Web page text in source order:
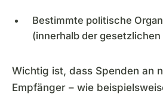
Bestimmte politische
(innerhalb der gesetzlichen
Wichtig ist, dass Spenden an
Empfänger – wie